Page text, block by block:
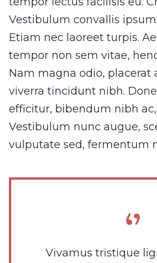
Vestibulum convallis
Etiam nec laoreet turpis.
tempor non sem vitae,
Nam magna odio, placerat
viverra tincidunt nibh.
efficitur, bibendum nibh
Vestibulum nunc augue,
vulputate sed, fermentum
Vivamus tristique